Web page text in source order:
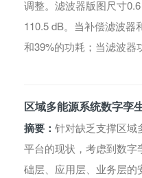
调整。滤波器版图尺寸
110.5 dB。当补偿滤波
和39%的功耗；当滤波器
区域多能源系统数字孪
摘要： 针对缺乏支撑区域
平台的现状，考虑到数
础层、应用层、业务层